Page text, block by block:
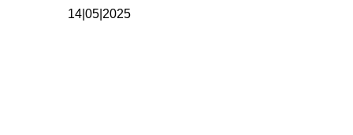
14|05|2025